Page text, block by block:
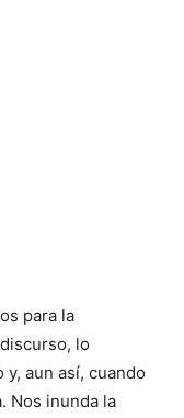
para la
lo
aun así, cuando
Nos inunda la